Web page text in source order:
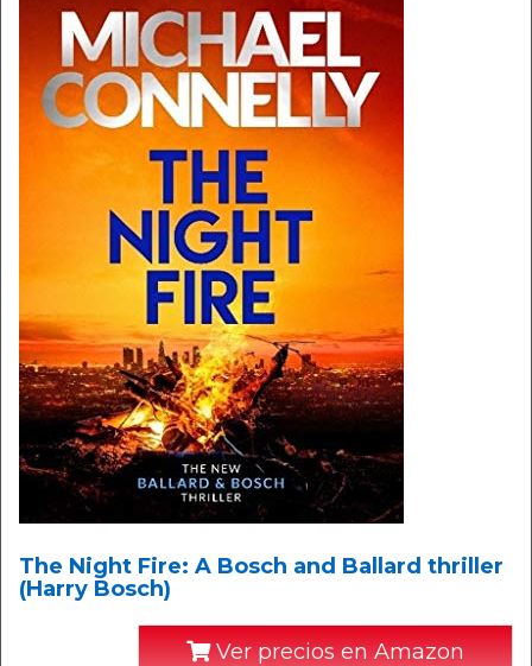
The Night Fire: A Bosch and Ballard thriller
(Harry Bosch)
Ver precios en Amazon